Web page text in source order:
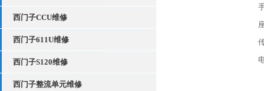
西门子CCU维修
西门子611U维修
西门子S120维修
西门子整流单元维修